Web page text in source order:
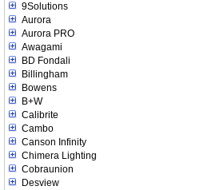
9Solutions
Aurora
Aurora PRO
Awagami
BD Fondali
Billingham
Bowens
B+W
Calibrite
Cambo
Canson Infinity
Chimera Lighting
Cobraunion
Desview